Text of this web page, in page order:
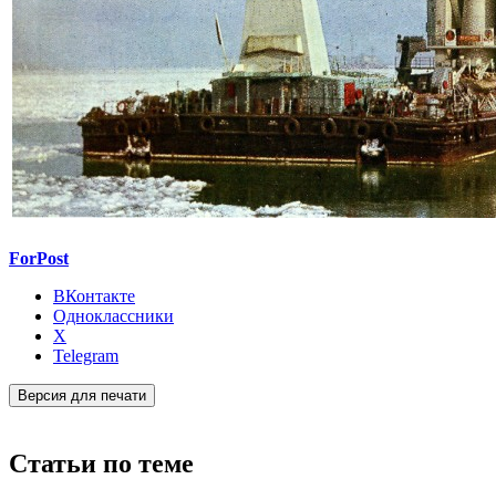
ForPost
ВКонтакте
Одноклассники
X
Telegram
Версия для печати
Статьи по теме